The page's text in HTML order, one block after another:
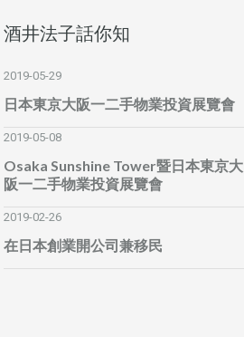
酒井法子話你知
2019-05-29
日本東京大阪一二手物業投資展覽會
2019-05-08
Osaka Sunshine Tower暨日本東京大
阪一二手物業投資展覽會
2019-02-26
在日本創業開公司兼移民